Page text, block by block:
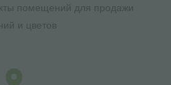
помещений для продажи
и цветов